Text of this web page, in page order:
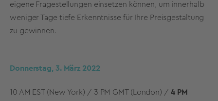
eigene Fragestellungen einsetzen können, um innerhalb
weniger Tage tiefe Erkenntnisse für Ihre Preisgestaltung
zu gewinnen.
Donnerstag, 3. März 2022
10 AM EST (New York) / 3 PM GMT (London) / 4 PM